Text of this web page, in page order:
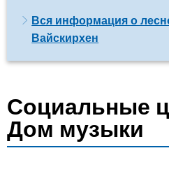
Вся информация о
Вайскирхен
Социальные
Дом музыки